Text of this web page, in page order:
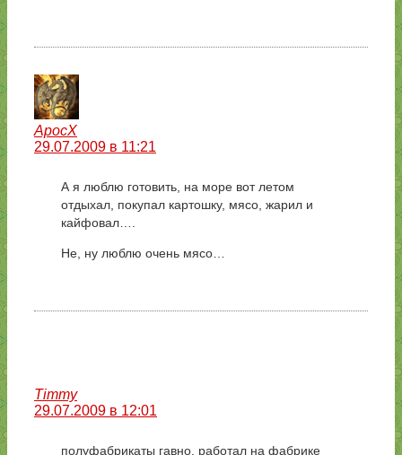
ApocX
29.07.2009 в 11:21
А я люблю готовить, на море вот летом
отдыхал, покупал картошку, мясо, жарил и
кайфовал….
Не, ну люблю очень мясо…
Timmy
29.07.2009 в 12:01
полуфабрикаты гавно. работал на фабрике